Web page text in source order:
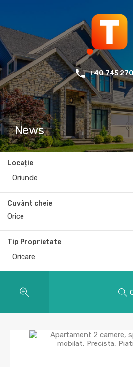
+40 745 270
News
Locație
Oriunde
Cuvânt cheie
Tip Proprietate
Oricare